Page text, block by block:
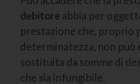
debitore abbia per
prestazione che, proprio
determinatezza, non può
sostituita da somme di
che sia infungibile.